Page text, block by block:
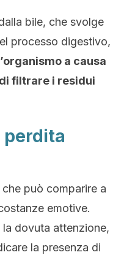
bile, che svolge
processo digestivo,
a causa
filtrare i residui
perdita
può comparire a
emotive.
dovuta attenzione,
la presenza di